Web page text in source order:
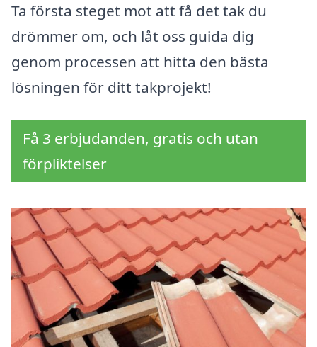
Ta första steget mot att få det tak du
drömmer om, och låt oss guida dig
genom processen att hitta den bästa
lösningen för ditt takprojekt!
Få 3 erbjudanden, gratis och utan
förpliktelser